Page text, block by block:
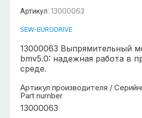
Артикул: 13000063
SEW-EURODRIVE
13000063 Выпрямительный
bmv5.0: надежная работа в
среде.
Артикул производителя /
Part number
13000063